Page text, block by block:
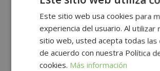
Este sitio web usa cookies para
experiencia del usuario. Al utilizar
sitio web, usted acepta todas las
de acuerdo con nuestra Política
cookies. Más información